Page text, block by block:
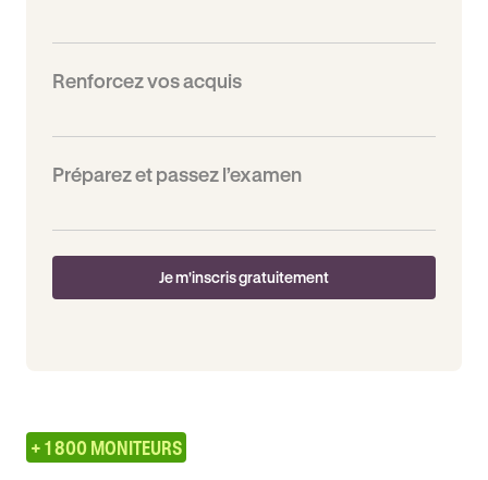
Renforcez vos acquis
Préparez et passez l’examen
Je m'inscris gratuitement
+ 1 800 MONITEURS